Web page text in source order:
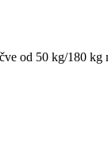
od 50 kg/180 kg